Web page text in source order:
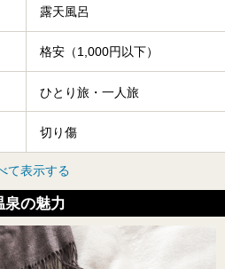
露天風呂
格安（1,000円以下）
ひとり旅・一人旅
切り傷
て表示する
泉の魅力